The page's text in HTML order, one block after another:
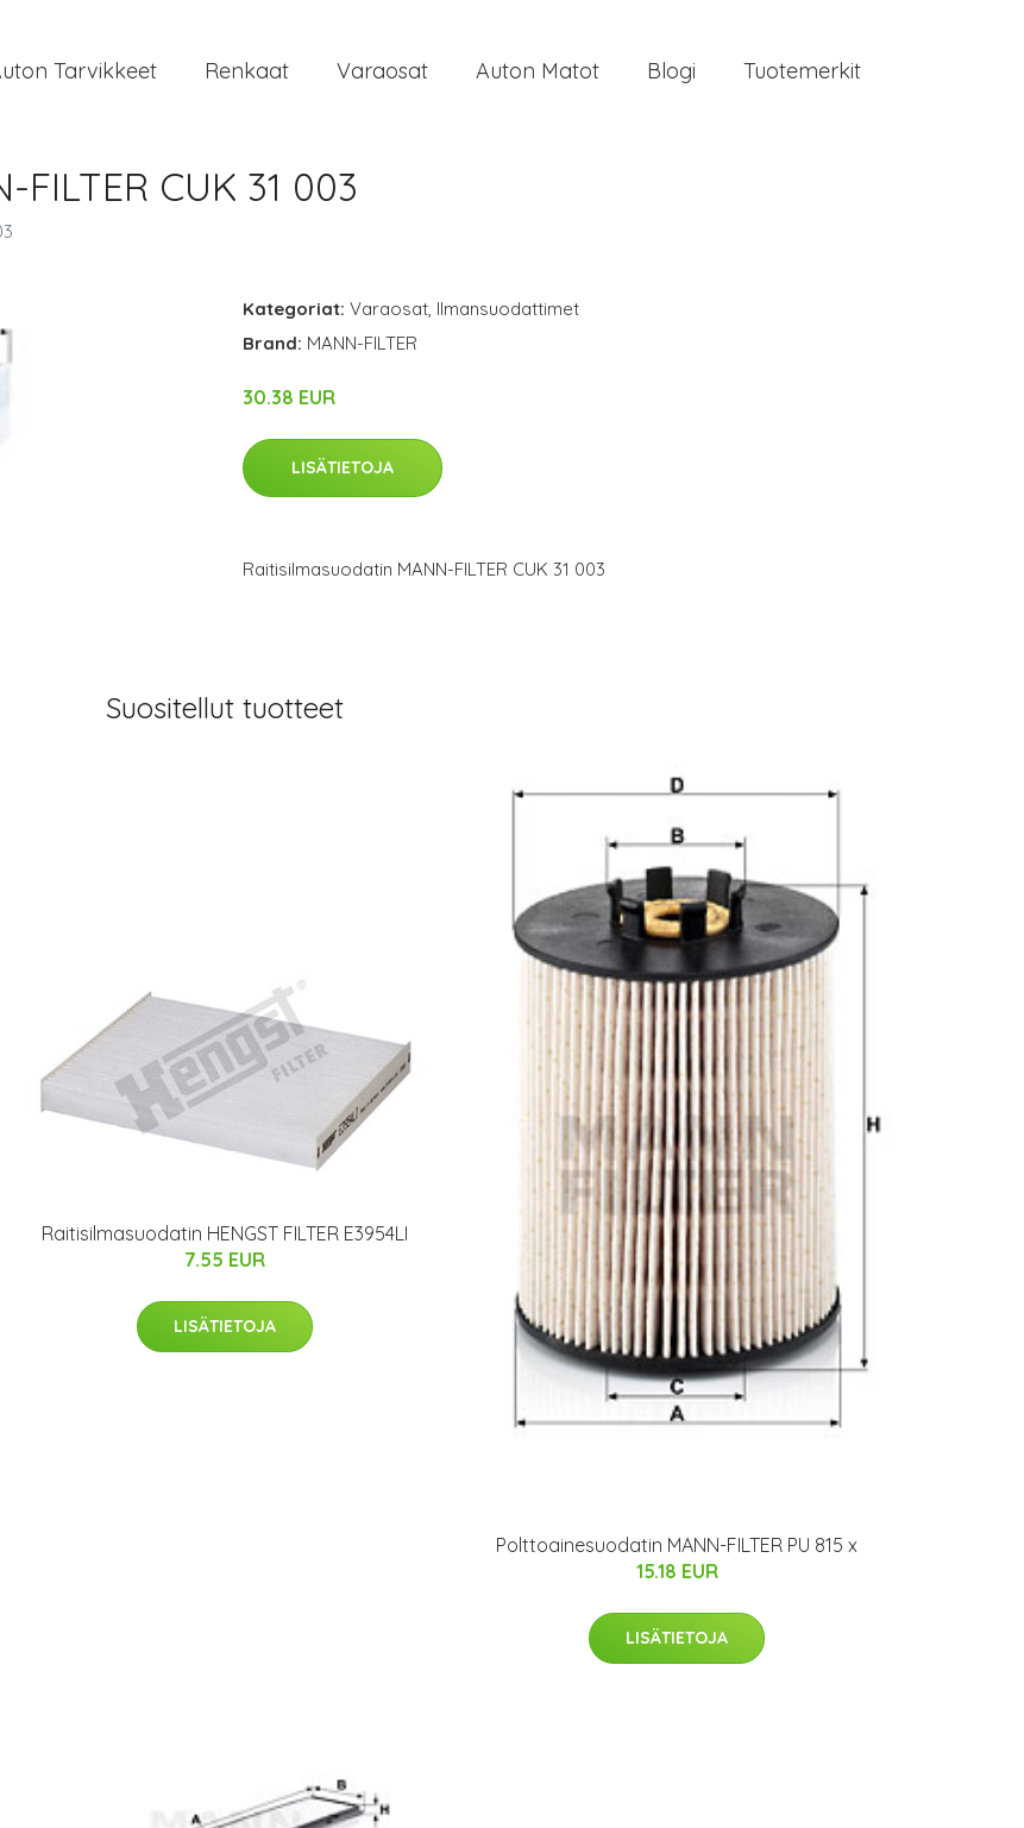
Tarvikkeet Renkaat Varaosat Auton Matot Blogi Tuotemerkit
CUK 31 003
Kategoriat: Varaosat, Ilmansuodattimet
Brand: MANN-FILTER
30.38 EUR
LISÄTIETOJA
Raitisilmasuodatin MANN-FILTER CUK 31 003
Suositellut tuotteet
Raitisilmasuodatin HENGST FILTER E3954LI
7.55 EUR
LISÄTIETOJA
Polttoainesuodatin MANN-FILTER PU 815 x
15.18 EUR
LISÄTIETOJA